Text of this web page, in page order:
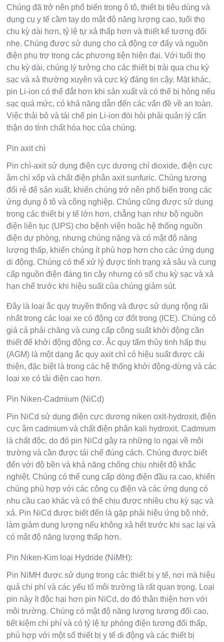
Chúng đã trở nên phổ biến trong ô tô, thiết bị tiêu dùng và
dụng cụ y tế cầm tay do mật độ năng lượng cao, tuổi thọ
chu kỳ dài hơn, tỷ lệ tự xả thấp hơn và thiết kế tương đối
nhẹ. Chúng được sử dụng cho cả động cơ đẩy và nguồn
điện phụ trợ trong các phương tiện hiện đại. Với tuổi thọ
chu kỳ dài, chúng lý tưởng cho các thiết bị trải qua chu kỳ
sạc và xả thường xuyên và cực kỳ đáng tin cậy. Mặt khác,
pin Li-ion có thể đắt hơn khi sản xuất và có thể bị hỏng nếu
sạc quá mức, có khả năng dẫn đến các vấn đề về an toàn.
Việc thải bỏ và tái chế pin Li-ion đòi hỏi phải quản lý cẩn
thận do tính chất hóa học của chúng.
Pin axit chì
Pin chì-axit sử dụng điện cực dương chì dioxide, điện cực
âm chì xốp và chất điện phân axit sunfuric. Chúng tương
đối rẻ để sản xuất, khiến chúng trở nên phổ biến trong các
ứng dụng ô tô và công nghiệp. Chúng cũng được sử dụng
trong các thiết bị y tế lớn hơn, chẳng hạn như bộ nguồn
điện liên tục (UPS) cho bệnh viện hoặc hệ thống nguồn
điện dự phòng, nhưng chúng nặng và có mật độ năng
lượng thấp, khiến chúng ít phù hợp hơn cho các ứng dụng
di động. Chúng có thể xử lý được tình trạng xả sâu và cung
cấp nguồn điện đáng tin cậy nhưng có số chu kỳ sạc và xả
hạn chế trước khi hiệu suất của chúng giảm sút.
Đây là loại ắc quy truyền thống và được sử dụng rộng rãi
nhất trong các loại xe có động cơ đốt trong (ICE). Chúng có
giá cả phải chăng và cung cấp công suất khởi động cần
thiết để khởi động động cơ. Ắc quy tấm thủy tinh hấp thụ
(AGM) là một dạng ắc quy axit chì có hiệu suất được cải
thiện, đặc biệt là trong các hệ thống khởi động-dừng và các
loại xe có tải điện cao hơn.
Pin Niken-Cadmium (NiCd)
Pin NiCd sử dụng điện cực dương niken oxit-hydroxit, điện
cực âm cadmium và chất điện phân kali hydroxit. Cadmium
là chất độc, do đó pin NiCd gây ra những lo ngại về môi
trường và cần được tái chế đúng cách. Chúng được biết
đến với độ bền và khả năng chống chịu nhiệt độ khắc
nghiệt. Chúng có thể cung cấp dòng điện đầu ra cao, khiến
chúng phù hợp với các công cụ điện và các ứng dụng có
nhu cầu cao khác và có thể chịu được nhiều chu kỳ sạc và
xả. Pin NiCd được biết đến là gặp phải hiệu ứng bộ nhớ,
làm giảm dung lượng nếu không xả hết trước khi sạc lại và
có mật độ năng lượng thấp hơn.
Pin Niken-Kim loại Hydride (NiMH):
Pin NiMH được sử dụng trong các thiết bị y tế, nơi mà hiệu
quả chi phí và các yếu tố môi trường là rất quan trọng. Loại
pin này ít độc hại hơn pin NiCd, do đó thân thiện hơn với
môi trường. Chúng có mật độ năng lượng tương đối cao,
tiết kiệm chi phí và có tỷ lệ tự phóng điện tương đối thấp,
phù hợp với một số thiết bị y tế di động và các thiết bị